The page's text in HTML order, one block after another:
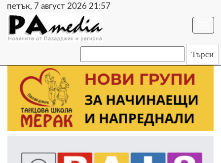
петък, 7 август 2026 21:57